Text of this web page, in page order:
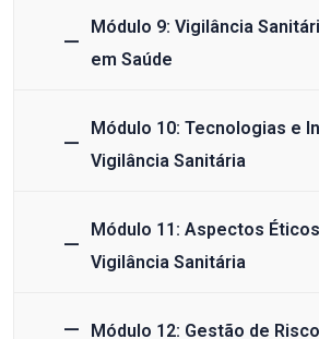
Módulo 9: Vigilância
em Saúde
Módulo 10: Tecnologias e
Vigilância Sanitária
Módulo 11: Aspectos
Vigilância Sanitária
Módulo 12: Gestão de